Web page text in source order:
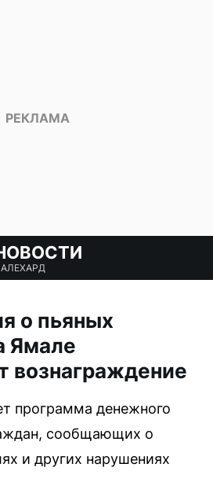
о пьяных
Ямале
вознаграждение
программа денежного
сообщающих о
и других нарушениях